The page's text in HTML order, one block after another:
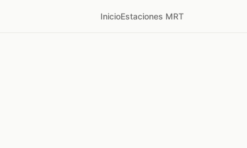
InicioEstaciones MRT